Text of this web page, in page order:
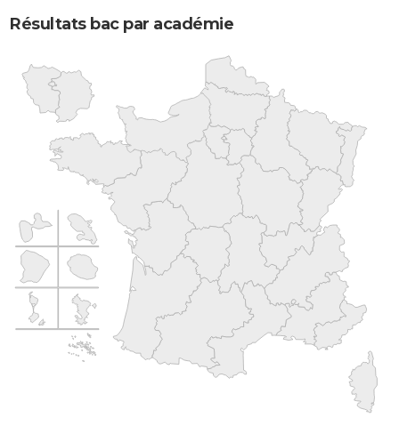
Résultats bac par académie